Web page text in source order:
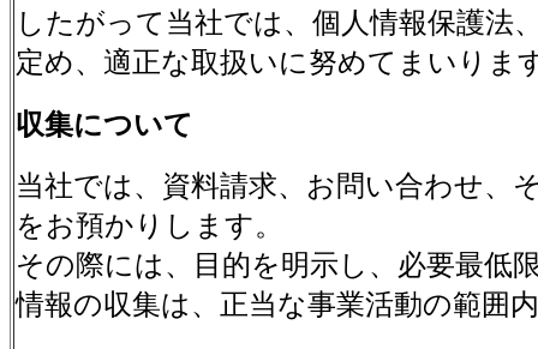
したがって当社では、個人情報保護法
定め、適正な取扱いに努めてまいりま
収集について
当社では、資料請求、お問い合わせ、
をお預かりします。
その際には、目的を明示し、必要最低
情報の収集は、正当な事業活動の範囲